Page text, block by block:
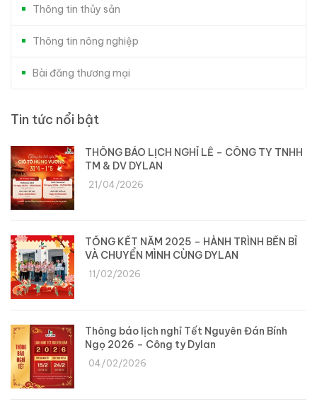
Thông tin thủy sản
Thông tin nông nghiệp
Bài đăng thương mại
Tin tức nổi bật
THÔNG BÁO LỊCH NGHỈ LỄ – CÔNG TY TNHH
TM & DV DYLAN
21/04/2026
TỔNG KẾT NĂM 2025 – HÀNH TRÌNH BỀN BỈ
VÀ CHUYỂN MÌNH CÙNG DYLAN
11/02/2026
Thông báo lịch nghỉ Tết Nguyên Đán Bính
Ngọ 2026 – Công ty Dylan
04/02/2026